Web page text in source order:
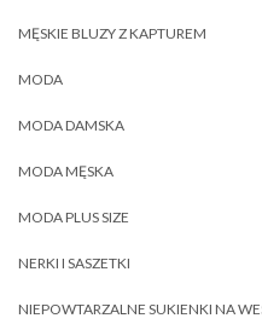
MĘSKIE BLUZY Z KAPTUREM
MODA
MODA DAMSKA
MODA MĘSKA
MODA PLUS SIZE
NERKI I SASZETKI
NIEPOWTARZALNE SUKIENKI NA